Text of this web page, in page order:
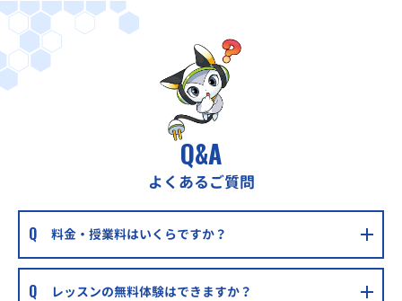
金沢バイパス諸江交差点 徒歩5分
個別教室のマナベスト泉野校
北陸鉄道 泉野一丁目バス停 徒歩4分
個別教室のマナベスト駅西校
北陸鉄道 北町バス停 徒歩2分
Q&A
よくあるご質問
料金・授業料はいくらですか？
レッスンの無料体験はできますか？